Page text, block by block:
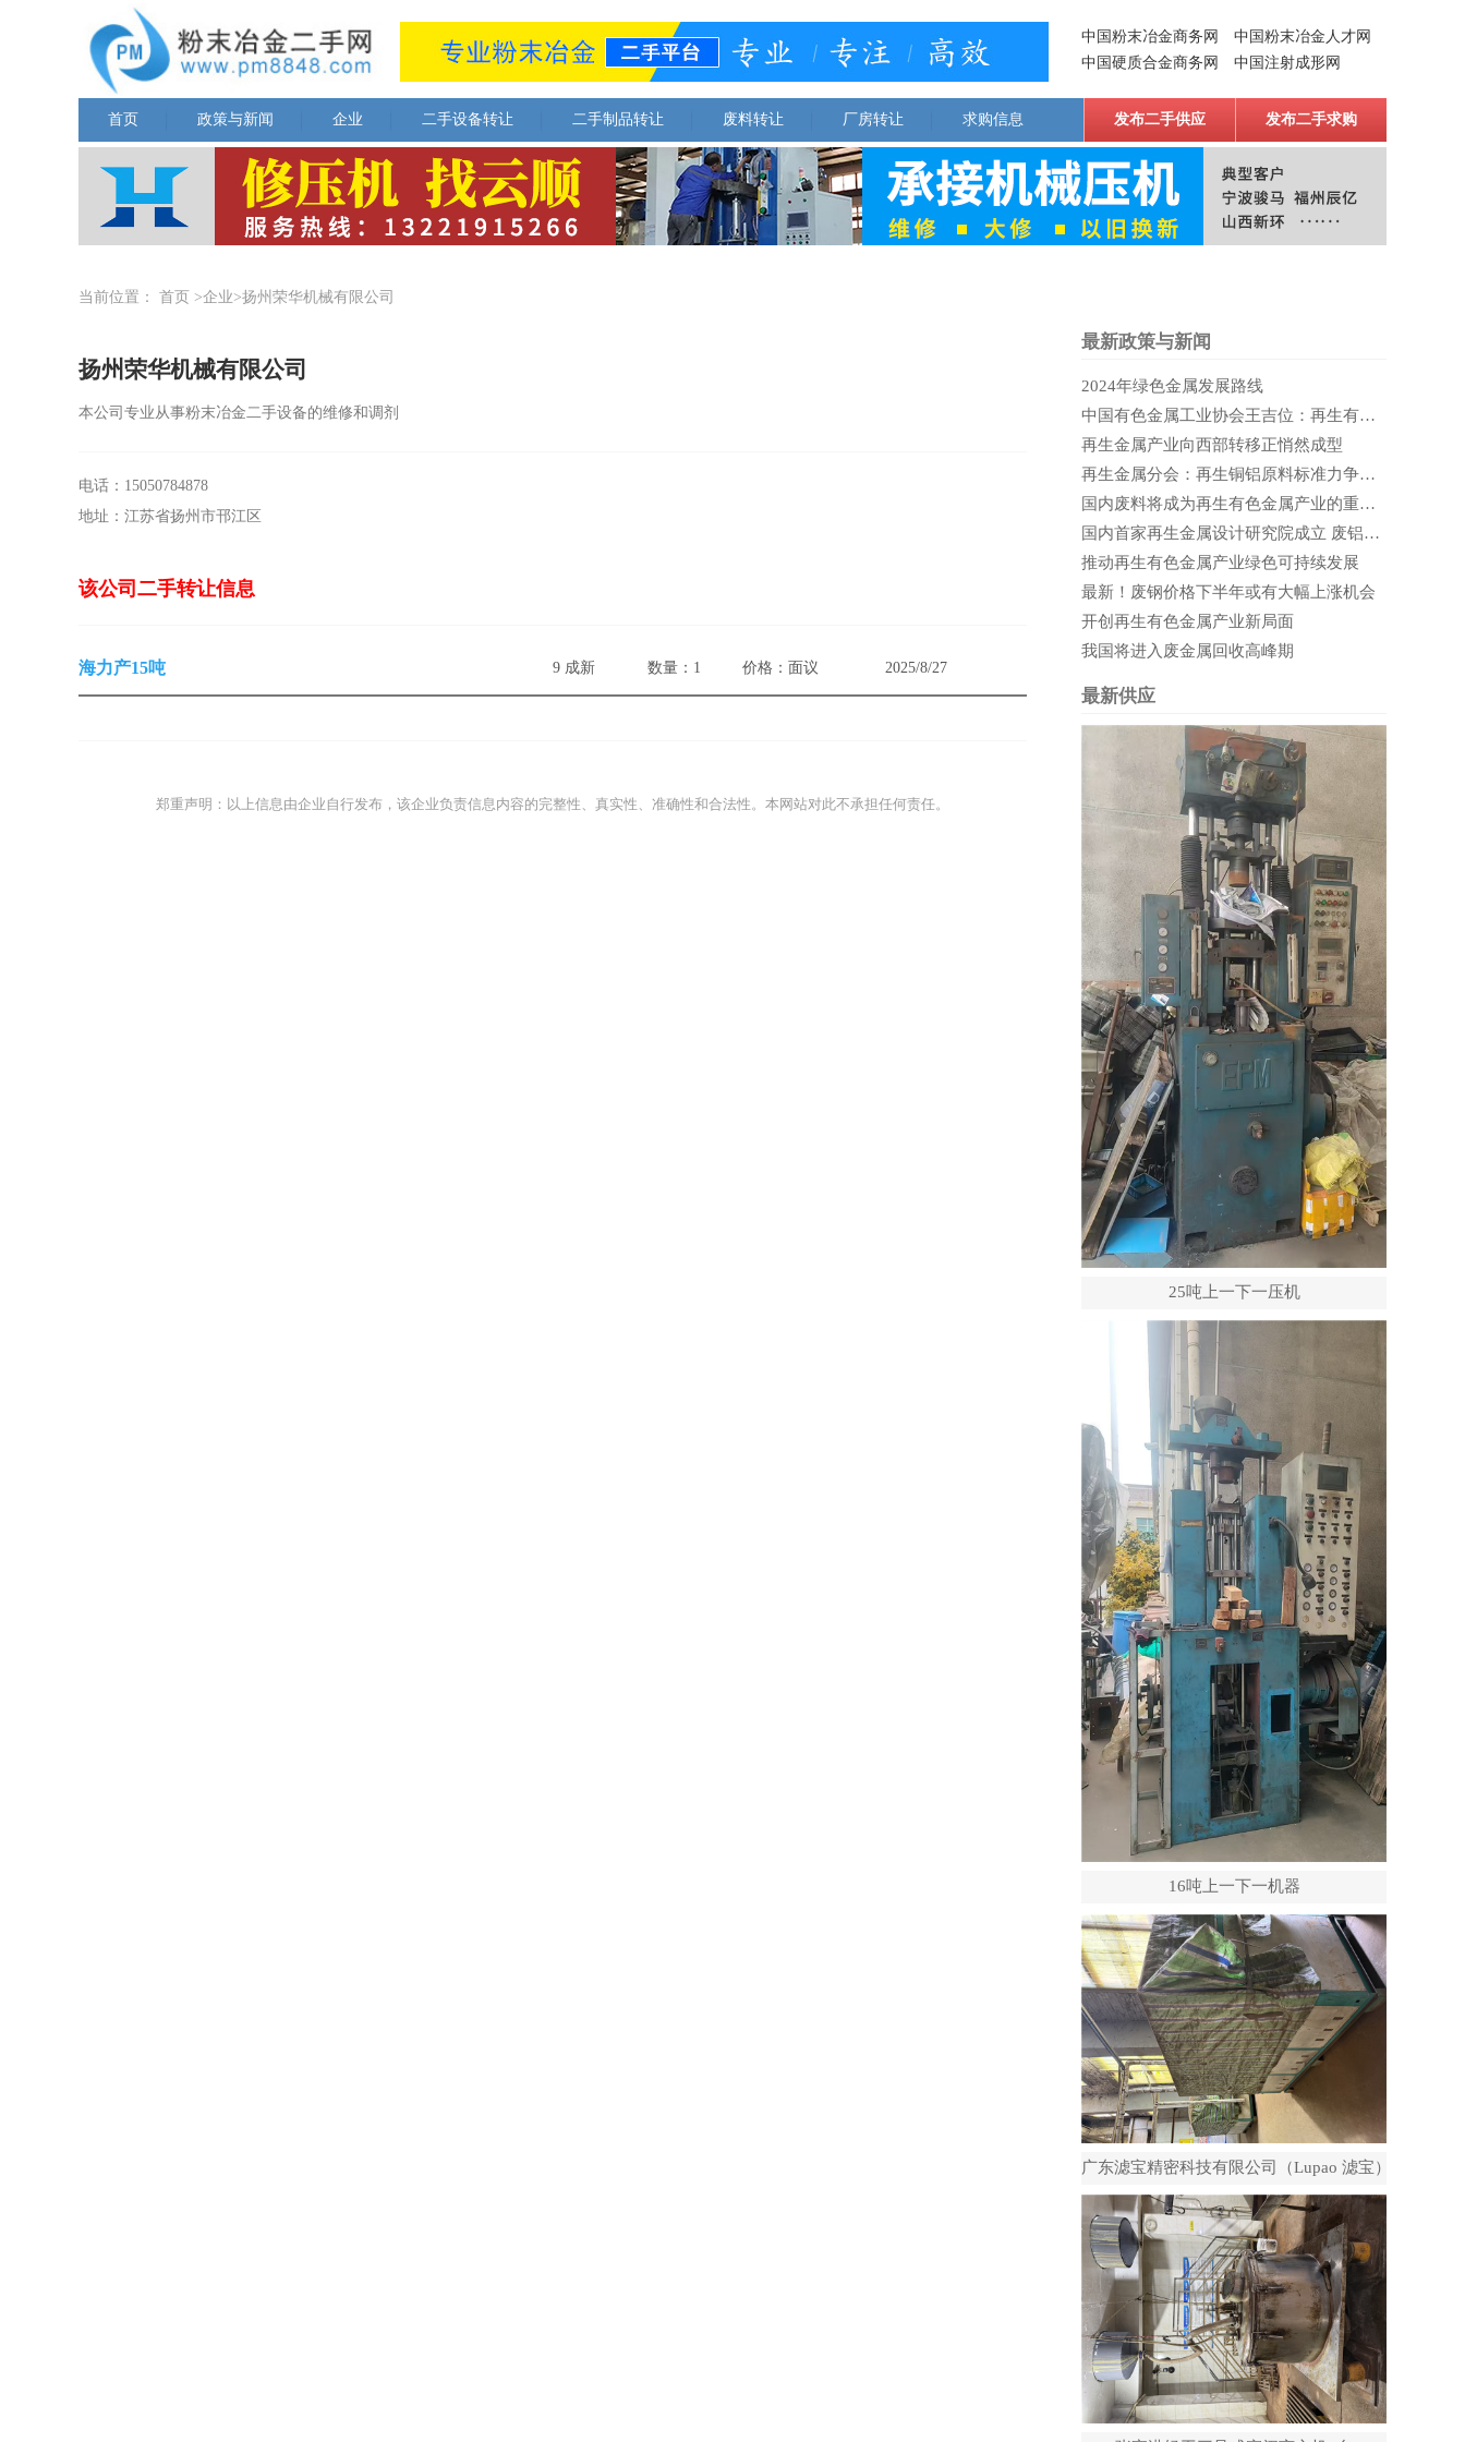
中国粉末冶金商务网
中国粉末冶金人才网
中国硬质合金商务网
中国注射成形网
首页 政策与新闻 企业 二手设备转让 二手制品转让 废料转让 厂房转让 求购信息 发布二手供应 发布二手求购
当前位置： 首页 >企业>扬州荣华机械有限公司
扬州荣华机械有限公司
本公司专业从事粉末冶金二手设备的维修和调剂
电话：15050784878
地址：江苏省扬州市邗江区
该公司二手转让信息
海力产15吨 9 成新 数量：1 价格：面议 2025/8/27
郑重声明：以上信息由企业自行发布，该企业负责信息内容的完整性、真实性、准确性和合法性。本网站对此不承担任何责任。
最新政策与新闻
2024年绿色金属发展路线
中国有色金属工业协会王吉位：再生有色金属产业是当代蓬勃的蓝海
再生金属产业向西部转移正悄然成型
再生金属分会：再生铜铝原料标准力争在2020年实施
国内废料将成为再生有色金属产业的重要支撑
国内首家再生金属设计研究院成立 废铝循环利用前景可期
推动再生有色金属产业绿色可持续发展
最新！废钢价格下半年或有大幅上涨机会
开创再生有色金属产业新局面
我国将进入废金属回收高峰期
最新供应
25吨上一下一压机
16吨上一下一机器
广东滤宝精密科技有限公司（Lupao 滤宝）